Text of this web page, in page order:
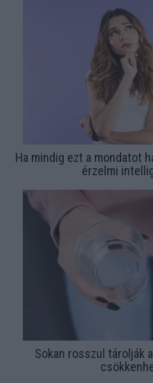
Ha mindig ezt a mondatot
érzelmi
Sokan rosszul tárolják